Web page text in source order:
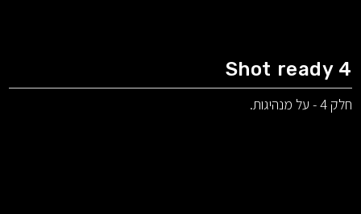
Shot ready 4
חלק 4 - על מנהיגות.